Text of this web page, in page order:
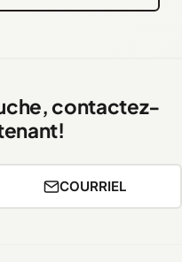
contactez-
COURRIEL